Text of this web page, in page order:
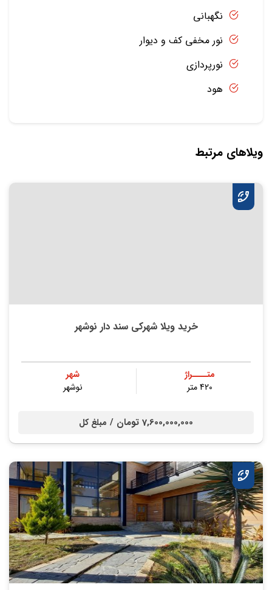
نگهبانی
نور مخفی کف و دیوار
نورپردازی
هود
ویلاهای مرتبط
خرید ویلا شهرکی سند دار نوشهر
متــــراژ
420 متر
شهر
نوشهر
7,600,000,000 تومان / مبلغ کل